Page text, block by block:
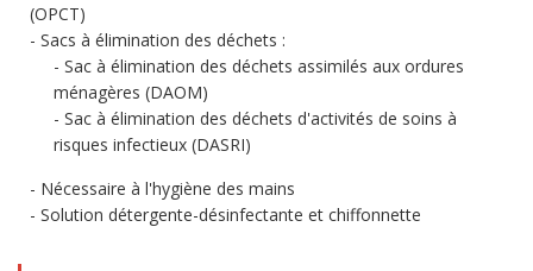
(OPCT)
Sacs à élimination des déchets :
Sac à élimination des déchets assimilés aux ordures
ménagères (DAOM)
Sac à élimination des déchets d'activités de soins à
risques infectieux (DASRI)
Nécessaire à l'hygiène des mains
Solution détergente-désinfectante et chiffonnette